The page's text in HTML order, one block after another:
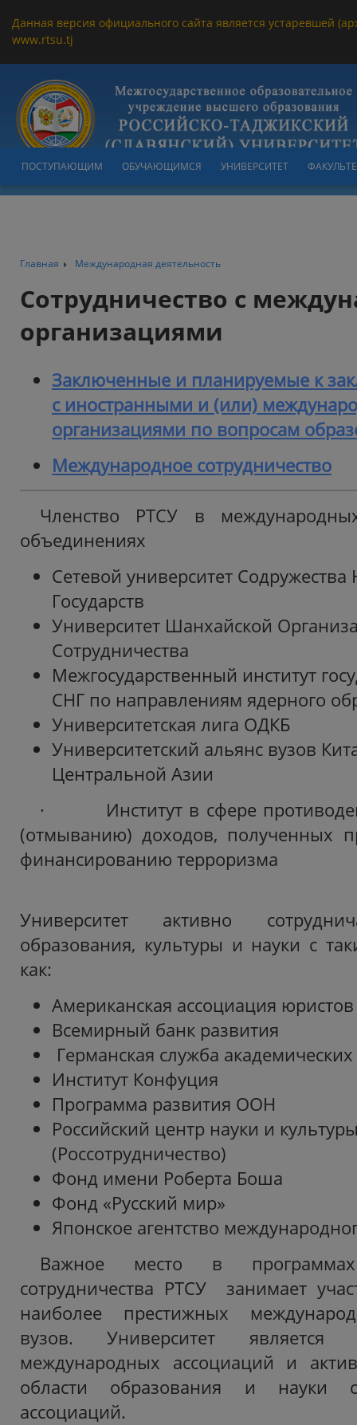
Данная версия официального сайта является устаревшей
www.rtsu.tj
ПОСТУПАЮЩИМ ОБУЧАЮЩИМСЯ УНИВЕРСИТЕТ
Главная Международная деятельность
Сотрудничество с
организациями
Заключенные и планируемые к
с иностранными и (или)
организациями по вопросам
Международное сотрудничество
Членство РТСУ в
объединениях
Сетевой университет
Государств
Университет Шанхайской
Сотрудничества
Межгосударственный институт
СНГ по направлениям ядерного
Университетская лига ОДКБ
Университетский альянс вузов
Центральной Азии
· Институт в сфере
(отмыванию) доходов, полученных
финансированию терроризма
Университет активно
образования, культуры и науки с
как:
Американская ассоциация юристов
Всемирный банк развития
Германская служба
Институт Конфуция
Программа развития ООН
Российский центр науки и
(Россотрудничество)
Фонд имени Роберта Боша
Фонд «Русский мир»
Японское агентство
Важное место в программах
сотрудничества РТСУ занимает
наиболее престижных
вузов. Университет
международных ассоциаций и
области образования и науки
ассоциаций.